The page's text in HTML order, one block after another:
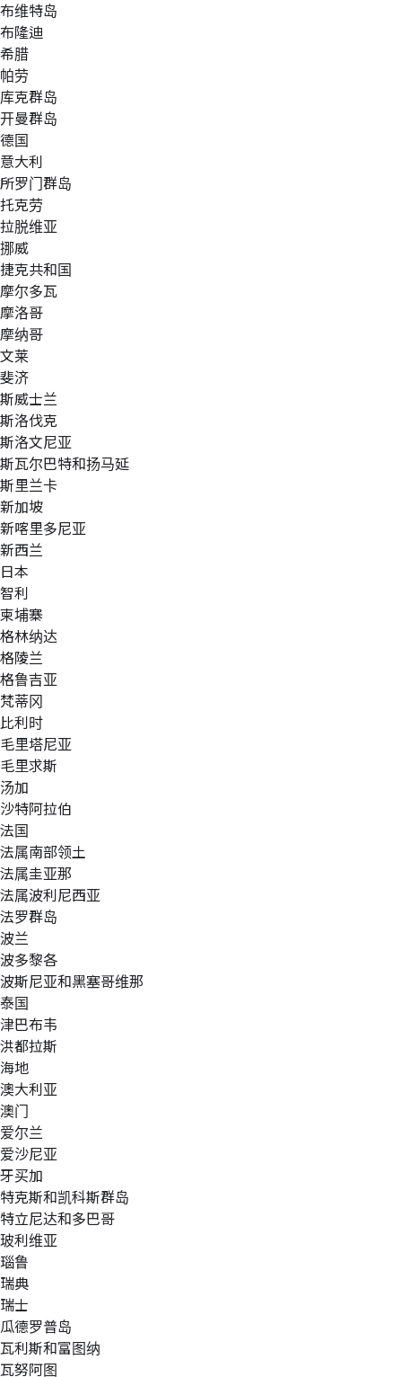
布维特岛
布隆迪
希腊
帕劳
库克群岛
开曼群岛
德国
意大利
所罗门群岛
托克劳
拉脱维亚
挪威
捷克共和国
摩尔多瓦
摩洛哥
摩纳哥
文莱
斐济
斯威士兰
斯洛伐克
斯洛文尼亚
斯瓦尔巴特和扬马延
斯里兰卡
新加坡
新喀里多尼亚
新西兰
日本
智利
柬埔寨
格林纳达
格陵兰
格鲁吉亚
梵蒂冈
比利时
毛里塔尼亚
毛里求斯
汤加
沙特阿拉伯
法国
法属南部领土
法属圭亚那
法属波利尼西亚
法罗群岛
波兰
波多黎各
波斯尼亚和黑塞哥维那
泰国
津巴布韦
洪都拉斯
海地
澳大利亚
澳门
爱尔兰
爱沙尼亚
牙买加
特克斯和凯科斯群岛
特立尼达和多巴哥
玻利维亚
瑙鲁
瑞典
瑞士
瓜德罗普岛
瓦利斯和富图纳
瓦努阿图